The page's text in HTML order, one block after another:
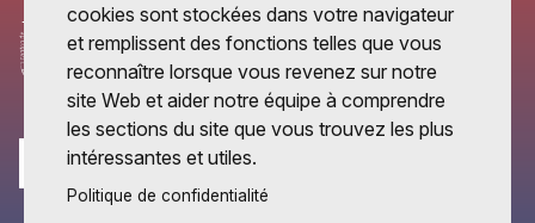
cookies sont stockées dans votre navigateur
et remplissent des fonctions telles que vous
reconnaître lorsque vous revenez sur notre
site Web et aider notre équipe à comprendre
les sections du site que vous trouvez les plus
intéressantes et utiles.
Politique de confidentialité